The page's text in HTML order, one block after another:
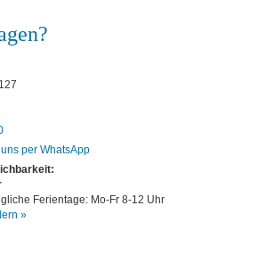
Ferientage: Mo-Fr 8-12 Uhr
»